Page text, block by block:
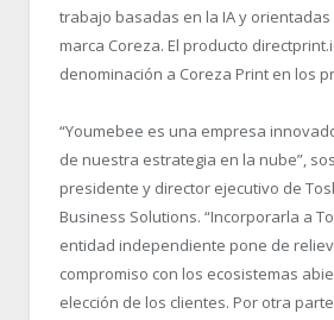
trabajo basadas en la IA y
marca Coreza. El producto
denominación a Coreza Print en los
“Youmebee es una empresa
de nuestra estrategia en la nube”,
presidente y director ejecutivo de
Business Solutions. “Incorporarla a
entidad independiente pone de
compromiso con los ecosistemas
elección de los clientes. Por otra